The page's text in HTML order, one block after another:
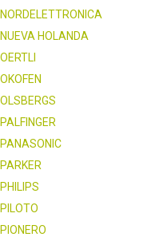
NORDELETTRONICA
NUEVA HOLANDA
OERTLI
OKOFEN
OLSBERGS
PALFINGER
PANASONIC
PARKER
PHILIPS
PILOTO
PIONERO